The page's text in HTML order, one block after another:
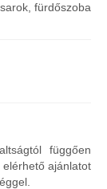
fürdőszoba
függően
ajánlatot